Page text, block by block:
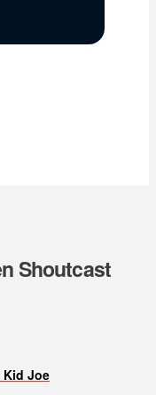
Shoutcast
Kid Joe